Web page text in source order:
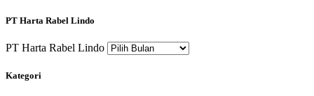
PT Harta Rabel Lindo
PT Harta Rabel Lindo
Kategori